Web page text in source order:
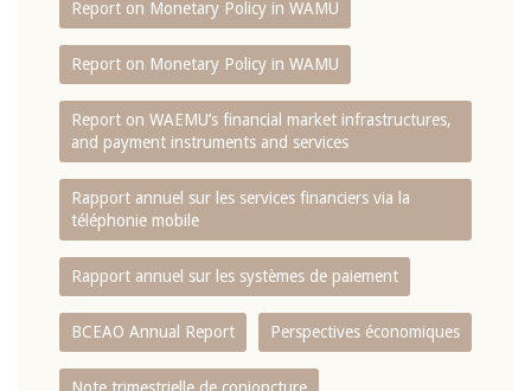
Report on Monetary Policy in WAMU
Report on Monetary Policy in WAMU
Report on WAEMU’s financial market infrastructures,
and payment instruments and services
Rapport annuel sur les services financiers via la
téléphonie mobile
Rapport annuel sur les systèmes de paiement
BCEAO Annual Report Perspectives économiques